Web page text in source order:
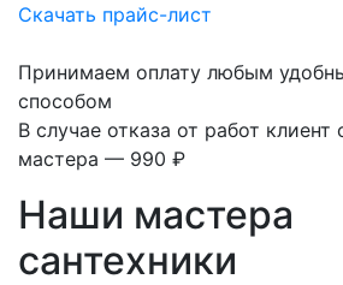
Скачать прайс-лист
Принимаем оплату любым
способом
В случае отказа от работ клиент
мастера — 990 ₽
Наши мастера
сантехники